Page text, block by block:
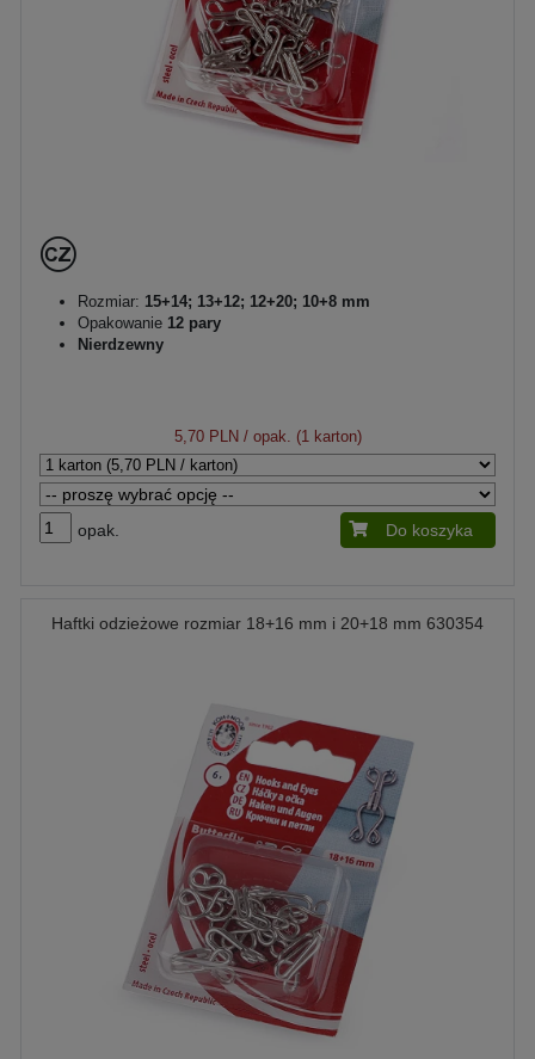
Rozmiar: 15+14; 13+12; 12+20; 10+8 mm
Opakowanie 12 pary
Nierdzewny
5,70 PLN / opak. (1 karton)
opak. Do koszyka
Haftki odzieżowe rozmiar 18+16 mm i 20+18 mm 630354